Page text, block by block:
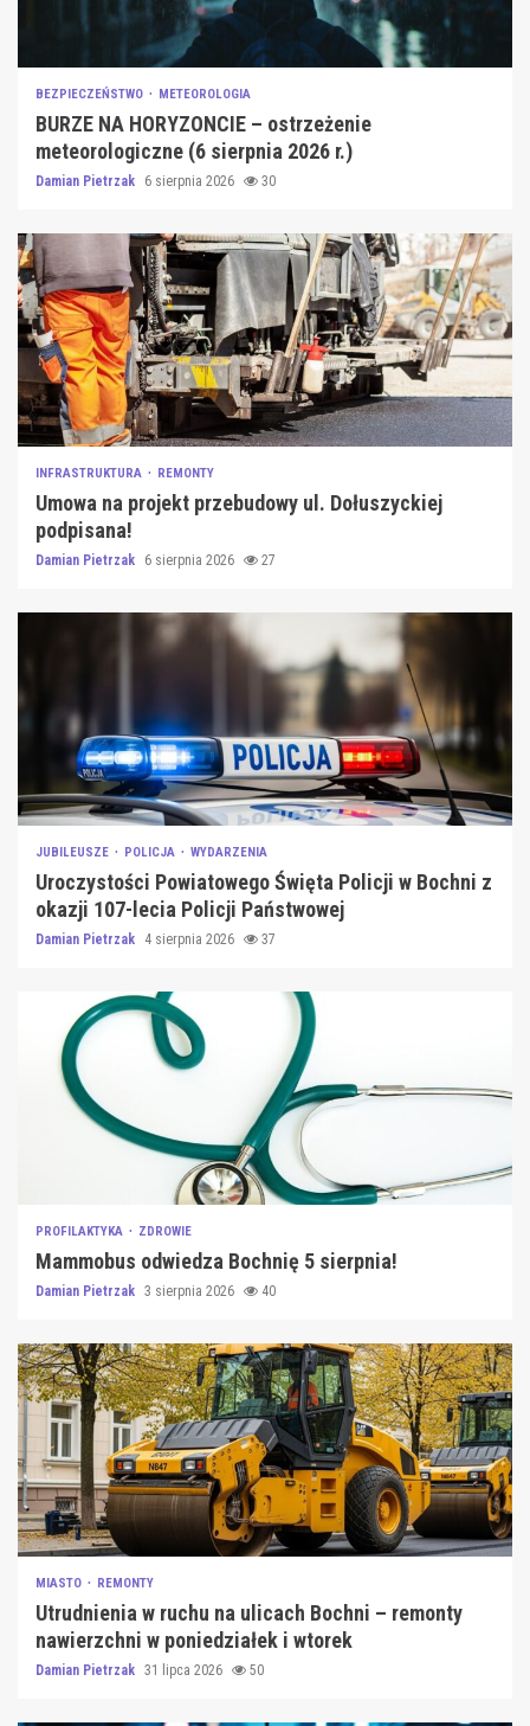
BEZPIECZEŃSTWO METEOROLOGIA
BURZE NA HORYZONCIE – ostrzeżenie
meteorologiczne (6 sierpnia 2026 r.)
Damian Pietrzak 6 sierpnia 2026 30
INFRASTRUKTURA REMONTY
Umowa na projekt przebudowy ul. Dołuszyckiej
podpisana!
Damian Pietrzak 6 sierpnia 2026 27
JUBILEUSZE POLICJA WYDARZENIA
Uroczystości Powiatowego Święta Policji w Bochni z
okazji 107-lecia Policji Państwowej
Damian Pietrzak 4 sierpnia 2026 37
PROFILAKTYKA ZDROWIE
Mammobus odwiedza Bochnię 5 sierpnia!
Damian Pietrzak 3 sierpnia 2026 40
MIASTO REMONTY
Utrudnienia w ruchu na ulicach Bochni – remonty
nawierzchni w poniedziałek i wtorek
Damian Pietrzak 31 lipca 2026 50